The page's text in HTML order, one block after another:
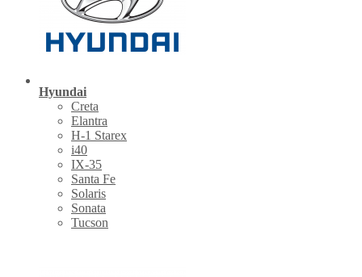
Hyundai
Creta
Elantra
H-1 Starex
i40
IX-35
Santa Fe
Solaris
Sonata
Tucson